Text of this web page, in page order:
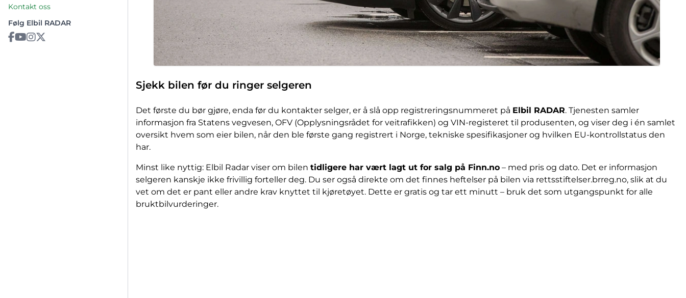
Kontakt oss
Følg Elbil RADAR
Sjekk bilen før du ringer selgeren
Det første du bør gjøre, enda før du kontakter selger, er å slå opp registreringsnummeret på Elbil RADAR. Tjenesten samler
informasjon fra Statens vegvesen, OFV (Opplysningsrådet for veitrafikken) og VIN-registeret til produsenten, og viser deg i én samlet
oversikt hvem som eier bilen, når den ble første gang registrert i Norge, tekniske spesifikasjoner og hvilken EU-kontrollstatus den
har.
Minst like nyttig: Elbil Radar viser om bilen tidligere har vært lagt ut for salg på Finn.no – med pris og dato. Det er informasjon
selgeren kanskje ikke frivillig forteller deg. Du ser også direkte om det finnes heftelser på bilen via rettsstiftelser.brreg.no, slik at du
vet om det er pant eller andre krav knyttet til kjøretøyet. Dette er gratis og tar ett minutt – bruk det som utgangspunkt for alle
bruktbilvurderinger.